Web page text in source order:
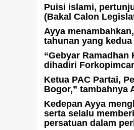
Puisi islami,
(Bakal Calon
Ayya
tahunan yang
“Gebyar
dihadiri
Ketua PAC Partai,
Bogor,” tambahnya
Kedepan Ayya
serta selalu
persatuan dalam